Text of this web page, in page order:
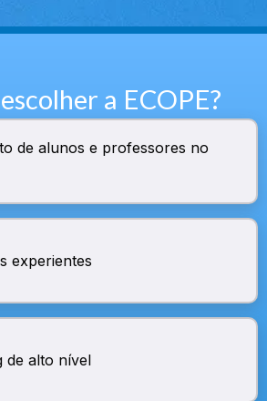
a ECOPE?
de alunos e professores no
experientes
de alto nível